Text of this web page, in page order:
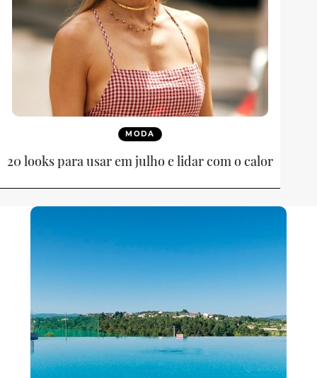
MODA
20 looks para usar em julho e lidar com o calor